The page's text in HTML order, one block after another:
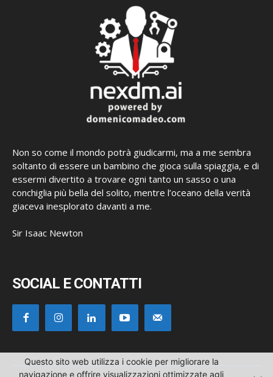
Non so come il mondo potrà giudicarmi, ma a me sembra
soltanto di essere un bambino che gioca sulla spiaggia, e di
essermi divertito a trovare ogni tanto un sasso o una
conchiglia più bella del solito, mentre l’oceano della verità
giaceva inesplorato davanti a me.
Sir Isaac Newton
SOCIAL E CONTATTI
Questo sito web utilizza i cookie per migliorare la
navigazione e offrire visualizzazioni ottimizzate agli